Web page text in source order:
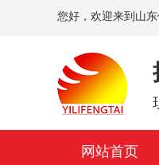
您好，欢迎来到山
网站首页